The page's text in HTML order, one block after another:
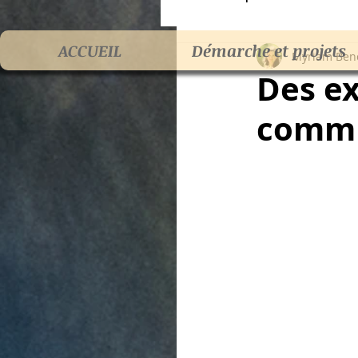
ACCUEIL Démarche et projets
Voix et Voie
Communication
Des
Myriam